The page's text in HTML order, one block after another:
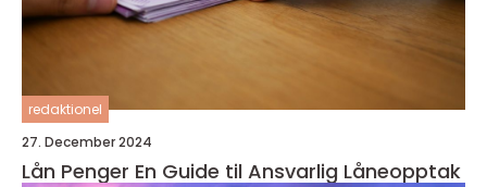
redaktionel
27. December 2024
Lån Penger En Guide til Ansvarlig Låneopptak